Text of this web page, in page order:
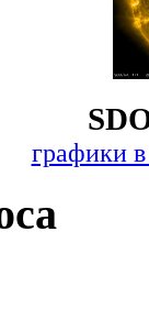
графики